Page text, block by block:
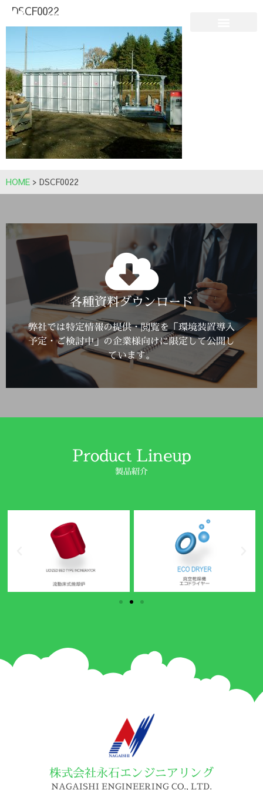
DSCF0022
HOME > DSCF0022
各種資料ダウンロード
弊社では特定情報の提供・閲覧を「環境装置導入
予定・ご検討中」の企業様向けに限定して公開し
ています。
詳しくはこちら
Click Here
Product Lineup
製品紹介
株式会社永石エンジニアリング
NAGAISHI ENGINEERING CO., LTD.